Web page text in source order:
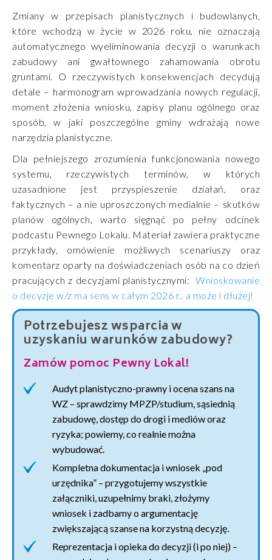
Zmiany w przepisach planistycznych i budowlanych,
które wchodzą w życie w 2026 roku, nie oznaczają
automatycznego wyeliminowania decyzji o warunkach
zabudowy ani gwałtownego zahamowania obrotu
gruntami. O rzeczywistych konsekwencjach decydują
detale – harmonogram wprowadzania nowych regulacji,
moment złożenia wniosku, zapisy planu ogólnego oraz
sposób, w jaki poszczególne gminy wdrażają nowe
narzędzia planistyczne.
Dla pełniejszego zrozumienia funkcjonowania nowego
systemu, rzeczywistych terminów, w których
uzasadnione jest przyspieszenie działań, oraz
faktycznych – a nie uproszczonych medialnie – skutków
planów ogólnych, warto sięgnąć po pełny odcinek
podcastu Pewnego Lokalu. Materiał zawiera praktyczne
przykłady, omówienie możliwych scenariuszy oraz
komentarz oparty na doświadczeniach osób na co dzień
pracujących z decyzjami planistycznymi: Wnioskowanie
o decyzje w/z ma sens w całym 2026 r., a może i dłużej!
Potrzebujesz wsparcia w
uzyskaniu warunków zabudowy?
Zamów pomoc Pewny Lokal!
Audyt planistyczno-prawny i ocena szans na
WZ – sprawdzimy MPZP/studium, sąsiednią
zabudowę, dostęp do drogi i mediów oraz
ryzyka; powiemy, co realnie można
wybudować.
Kompletna dokumentacja i wniosek „pod
urzędnika” – przygotujemy wszystkie
załączniki, uzupełnimy braki, złożymy
wniosek i zadbamy o argumentację
zwiększającą szanse na korzystną decyzję.
Reprezentacja i opieka do decyzji (i po niej) –